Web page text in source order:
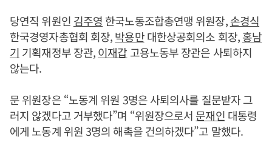
당연직 위원인 김주영 한국노동조합총연맹 위원장,손경식
한국경영자총협회 회장,박용만대한상공회의소 회장,홍남
기 기획재정부 장관,이재갑 고용노동부 장관은 사퇴하지
않는다.
문 위원장은 “노동계 위원 3명은 사퇴의사를 질문받자 그
러지 않겠다고 거부했다”며 “위원장으로서 문재인 대통령
에게 노동계 위원 3명의 해촉을 건의하겠다”고 말했다.